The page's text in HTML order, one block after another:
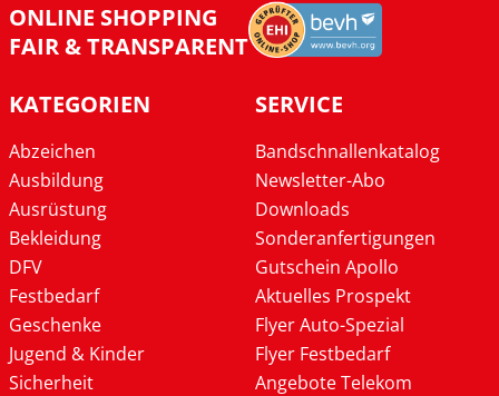
ONLINE SHOPPING
FAIR & TRANSPARENT
KATEGORIEN
Abzeichen
Ausbildung
Ausrüstung
Bekleidung
DFV
Festbedarf
Geschenke
Jugend & Kinder
Sicherheit
SERVICE
Bandschnallenkatalog
Newsletter-Abo
Downloads
Sonderanfertigungen
Gutschein Apollo
Aktuelles Prospekt
Flyer Auto-Spezial
Flyer Festbedarf
Angebote Telekom